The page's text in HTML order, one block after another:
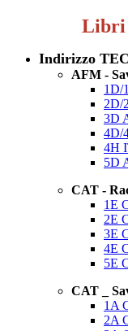
Libri
Indirizzo
AFM -
1D/
2D/
3D
4D/
4H
5D
CAT -
1E
2E
3E
4E
5E
CAT _
1A
2A